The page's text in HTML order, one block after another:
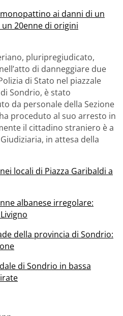
ai danni di un
20enne di origini
pluripregiudicato,
di danneggiare due
di Stato nel piazzale
Sondrio, è stato
da personale della Sezione
proceduto al suo arresto in
il cittadino straniero è a
in attesa della
locali di Piazza Garibaldi a
albanese irregolare:
della provincia di Sondrio:
di Sondrio in bassa